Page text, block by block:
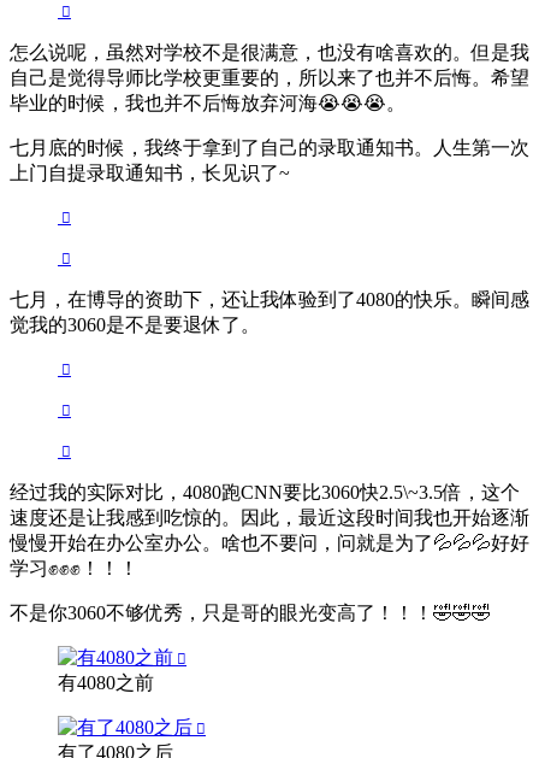
怎么说呢，虽然对学校不是很满意，也没有啥喜欢的。但是我
自己是觉得导师比学校更重要的，所以来了也并不后悔。希望
毕业的时候，我也并不后悔放弃河海😭😭😭。
七月底的时候，我终于拿到了自己的录取通知书。人生第一次
上门自提录取通知书，长见识了~
七月，在博导的资助下，还让我体验到了4080的快乐。瞬间感
觉我的3060是不是要退休了。
经过我的实际对比，4080跑CNN要比3060快2.5\~3.5倍，这个
速度还是让我感到吃惊的。因此，最近这段时间我也开始逐渐
慢慢开始在办公室办公。啥也不要问，问就是为了💦💦💦好好
学习✊️✊️✊️！！！
不是你3060不够优秀，只是哥的眼光变高了！！！🤣🤣🤣
有4080之前
有了4080之后